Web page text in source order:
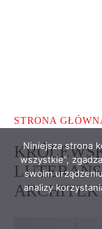
Niniejsza strona
wszystkie”,
swoim
analizy